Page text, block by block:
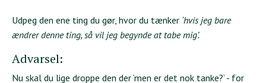
Udpeg den ene ting du gør, hvor du tænker ‘hvis jeg bare
ændrer denne ting, så vil jeg begynde at tabe mig’.
Advarsel:
Nu skal du lige droppe den der ‘men er det nok tanke?’ - for